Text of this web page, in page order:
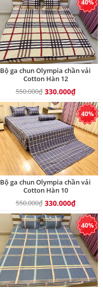
40%
Bộ ga chun Olympia chần vải
Cotton Hàn 12
550.000₫ 330.000₫
40%
Bộ ga chun Olympia chần vải
Cotton Hàn 10
550.000₫ 330.000₫
40%